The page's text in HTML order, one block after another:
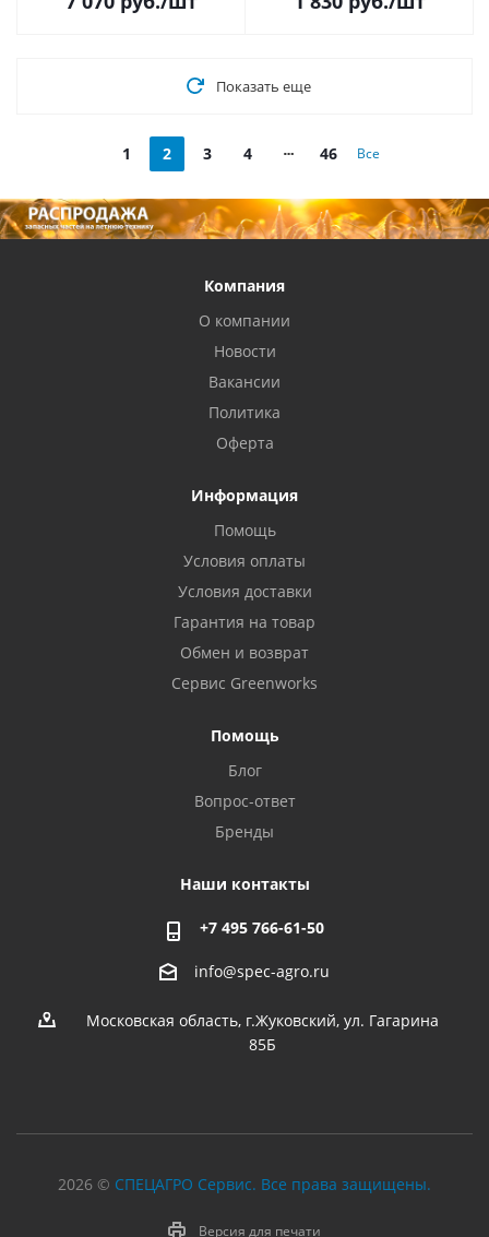
Показать еще
1 2 3 4 46 Все
Компания
О компании
Новости
Вакансии
Политика
Оферта
Информация
Помощь
Условия оплаты
Условия доставки
Гарантия на товар
Обмен и возврат
Сервис Greenworks
Помощь
Блог
Вопрос-ответ
Бренды
Наши контакты
+7 495 766-61-50
info@spec-agro.ru
Московская область, г.Жуковский, ул. Гагарина
85Б
2026 © СПЕЦАГРО Сервис. Все права защищены.
Версия для печати